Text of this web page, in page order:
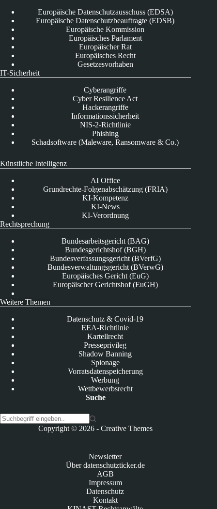
Europäische Datenschutzausschuss (EDSA)
Europäische Datenschutzbeauftragte (EDSB)
Europäische Kommission
Europäisches Parlament
Europäischer Rat
Europäisches Recht
Gesetzesvorhaben
IT-Sicherheit
Cyberangriffe
Cyber Resilience Act
Hackerangriffe
Informationssicherheit
NIS-2-Richtlinie
Phishing
Schadsoftware (Maleware, Ransomware & Co.)
Künstliche Intelligenz
AI Office
Grundrechte-Folgenabschätzung (FRIA)
KI-Kompetenz
KI-News
KI-Verordnung
Rechtsprechung
Bundesarbeitsgericht (BAG)
Bundesgerichtshof (BGH)
Bundesverfassungsgericht (BVerfG)
Bundesverwaltungsgericht (BVerwG)
Europäisches Gericht (EuG)
Europäischer Gerichtshof (EuGH)
Weitere Themen
Datenschutz & Covid-19
EEA-Richtlinie
Kartellrecht
Presseprivileg
Shadow Banning
Spionage
Vorratsdatenspeicherung
Werbung
Wettbewerbsrecht
Suche
Copyright © 2026 -Creative Themes
Newsletter
Über datenschutzticker.de
AGB
Impressum
Datenschutz
Kontakt